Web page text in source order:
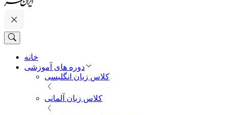
خانه
دوره های آموزشی
کلاس زبان انگلیسی
کلاس زبان آلمانی